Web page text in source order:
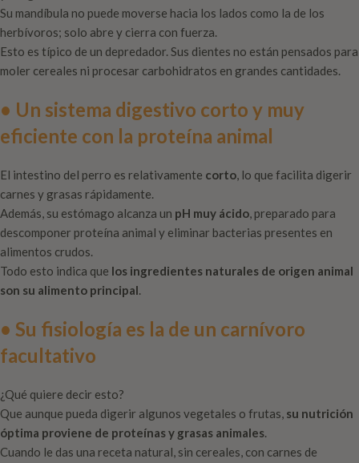
Su mandíbula no puede moverse hacia los lados como la de los
herbívoros; solo abre y cierra con fuerza.
Esto es típico de un depredador. Sus dientes no están pensados para
moler cereales ni procesar carbohidratos en grandes cantidades.
• Un sistema digestivo corto y muy
eficiente con la proteína animal
El intestino del perro es relativamente corto, lo que facilita digerir
carnes y grasas rápidamente.
Además, su estómago alcanza un pH muy ácido, preparado para
descomponer proteína animal y eliminar bacterias presentes en
alimentos crudos.
Todo esto indica que los ingredientes naturales de origen animal
son su alimento principal.
• Su fisiología es la de un carnívoro
facultativo
¿Qué quiere decir esto?
Que aunque pueda digerir algunos vegetales o frutas, su nutrición
óptima proviene de proteínas y grasas animales.
Cuando le das una receta natural, sin cereales, con carnes de